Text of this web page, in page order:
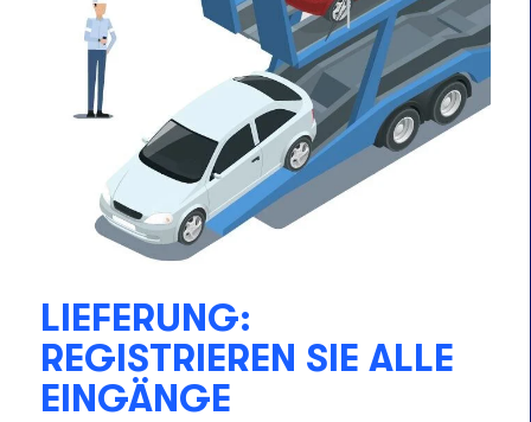
LIEFERUNG:
REGISTRIEREN SIE ALLE
EINGÄNGE